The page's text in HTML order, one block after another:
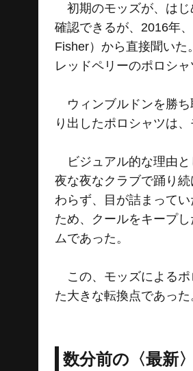
初期のモッズが、はじ
確認できるが、2016年
Fisher）から直接聞い
レッドペリーのポロシャ
ウィンブルドンを勝ち
り出したポロシャツは
ビジュアル的な理由と
夜な夜なクラブで踊り
わらず、目が詰まって
ため、クールをキープ
ムであった。
この、モッズによるポ
た大きな転換点であった
数分前の〈最新〉